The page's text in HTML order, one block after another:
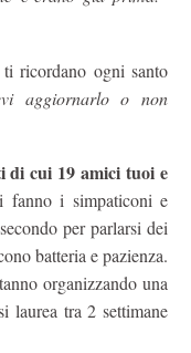
ricordano ogni santo
aggiornarlo o non
di cui 19 amici tuoi e
i simpaticoni e
per parlarsi dei
batteria e pazienza.
organizzando una
laurea tra 2 settimane